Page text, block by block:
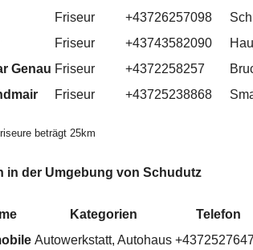
Friseur +43726257098
Friseur +43743582090
Genau Friseur +4372258257
Friseur +43725238868
beträgt 25km
in der Umgebung von Schudutz
Kategorien Telefon
Autowerkstatt, Autohaus